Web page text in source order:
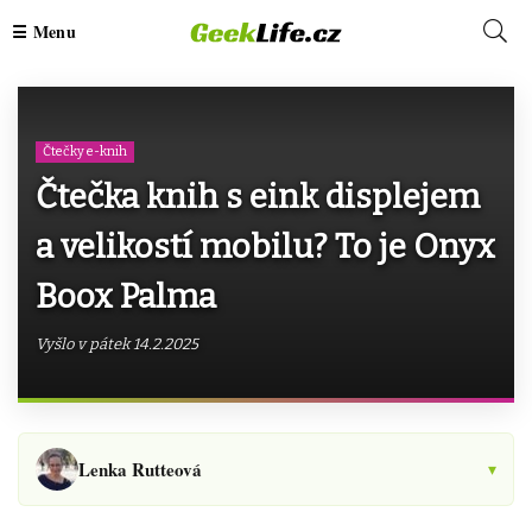
Čtečky e-knih
Čtečka knih s eink displejem
a velikostí mobilu? To je Onyx
Boox Palma
Vyšlo v pátek 14.2.2025
Lenka Rutteová ▾